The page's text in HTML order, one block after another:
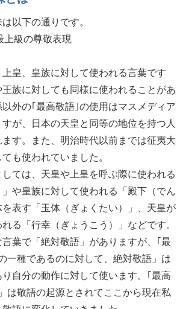
は以下の通りです。
上級の尊敬表現
皇、皇族に対して使われる言葉です
族に対しても同様に使われることがあ
外の｢最高敬語｣の使用はマスメディア
が、日本の天皇と同等の地位を持つ人
す。また、明治時代以前までは征夷大
も使われていました。
しては、天皇や上皇を呼ぶ際に使われる
」や皇族に対して使われる「殿下（でん
表す「玉体（ぎょくたい）」、天皇が
る「行幸（ぎょうこう）」などです。
言葉で「絶対敬語」がありますが、｢最
一種であるのに対して、絶対敬語」は
自分の動作に対して使います。｢最高
は敬語の起源とされてここから現在私